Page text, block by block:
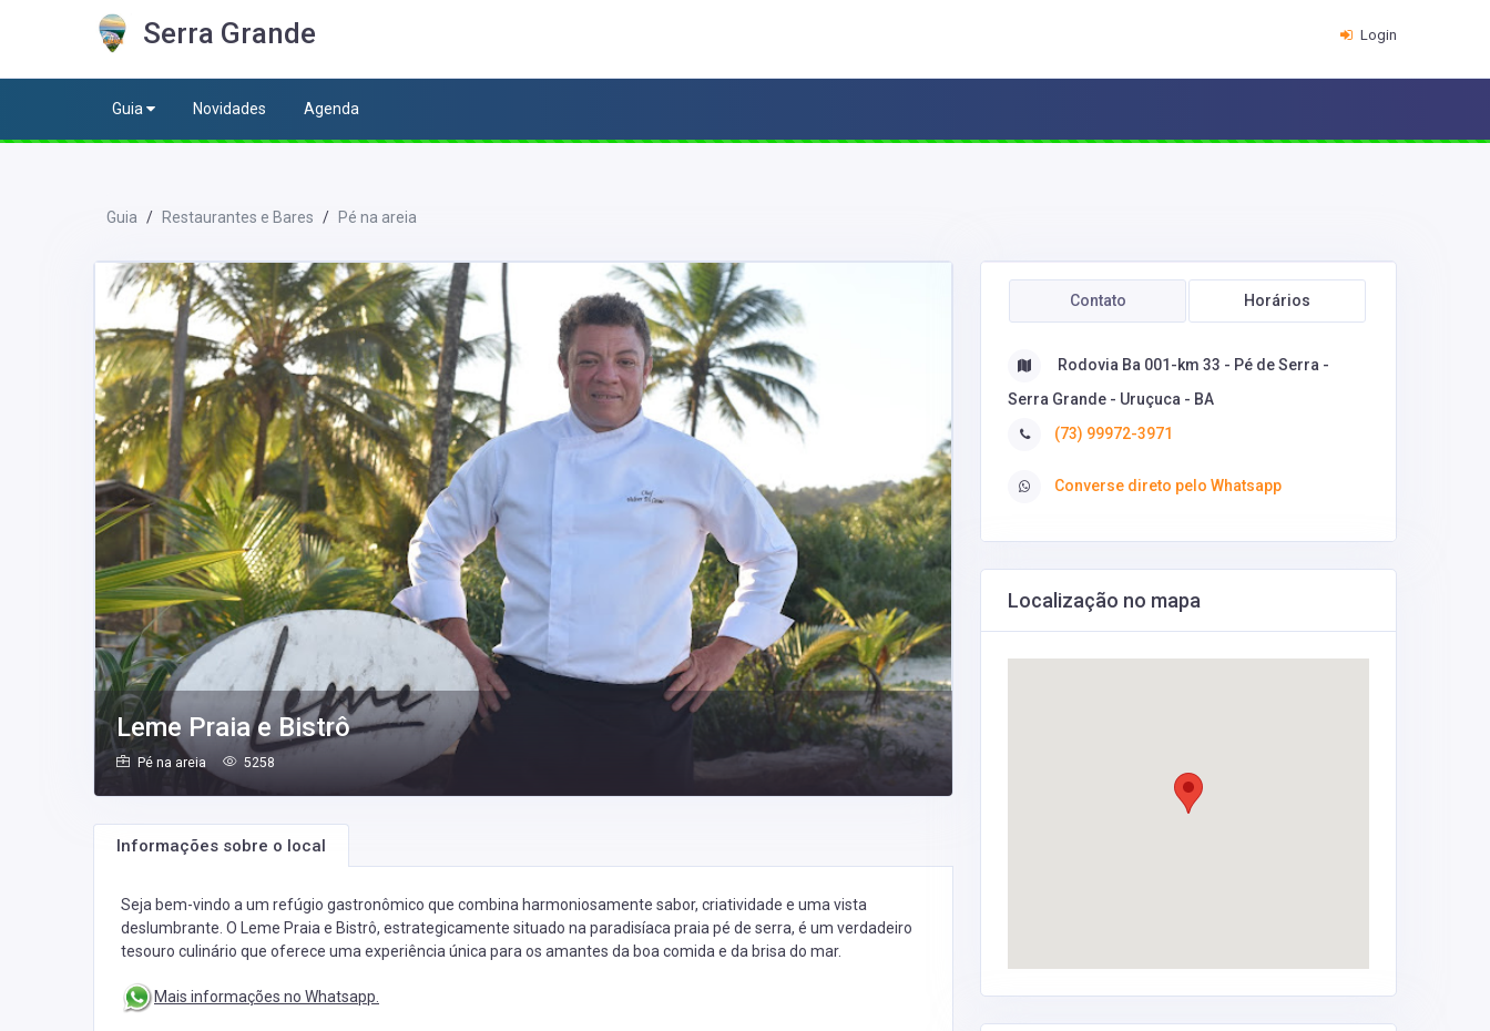
Serra Grande Login
Guia Novidades Agenda
Guia Restaurantes e Bares Pé na areia
Leme Praia e Bistrô
Pé na areia 5258
Informações sobre o local
Seja bem-vindo a um refúgio gastronômico que combina harmoniosamente sabor, criatividade e uma vista
deslumbrante. O Leme Praia e Bistrô, estrategicamente situado na paradisíaca praia pé de serra, é um verdadeiro
tesouro culinário que oferece uma experiência única para os amantes da boa comida e da brisa do mar.
Mais informações no Whatsapp.
Contato Horários
Rodovia Ba 001-km 33 - Pé de Serra -
Serra Grande - Uruçuca - BA
(73) 99972-3971
Converse direto pelo Whatsapp
Localização no mapa